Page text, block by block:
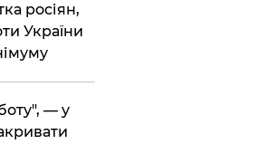
росіян,
України
— у